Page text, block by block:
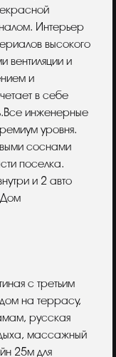
Интерьер
высокого
и
и
в себе
инженерные
уровня.
соснами
поселка.
и 2 авто
с третьим
на террасу,
русская
массажный
25м для